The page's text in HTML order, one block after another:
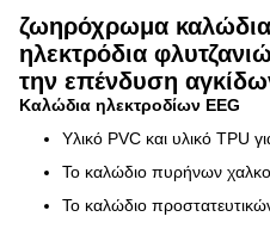
ζωηρόχρωμα
ηλεκτρόδια
την επένδυση
Καλώδια ηλεκτροδίων EEG
Υλικό PVC και υλικό TPU
Το καλώδιο πυρήνων
Το καλώδιο